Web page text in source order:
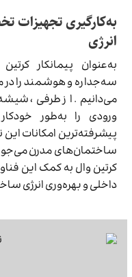
به‌کارگیری
انرژی
به‌عنوان پیمانکار
سه‌جداره و هوشمند را در
می‌دانیم. از طرفی،
ورودی را به‌طور
پیشرفته‌ترین امکانات این
ساختمان‌های مدرن
کرتین وال به کمک این
داخلی و بهره‌وری انرژی